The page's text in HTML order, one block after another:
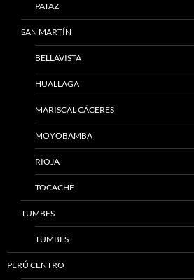
PATAZ
SAN MARTÍN
BELLAVISTA
HUALLAGA
MARISCAL CÁCERES
MOYOBAMBA
RIOJA
TOCACHE
TUMBES
TUMBES
PERÚ CENTRO